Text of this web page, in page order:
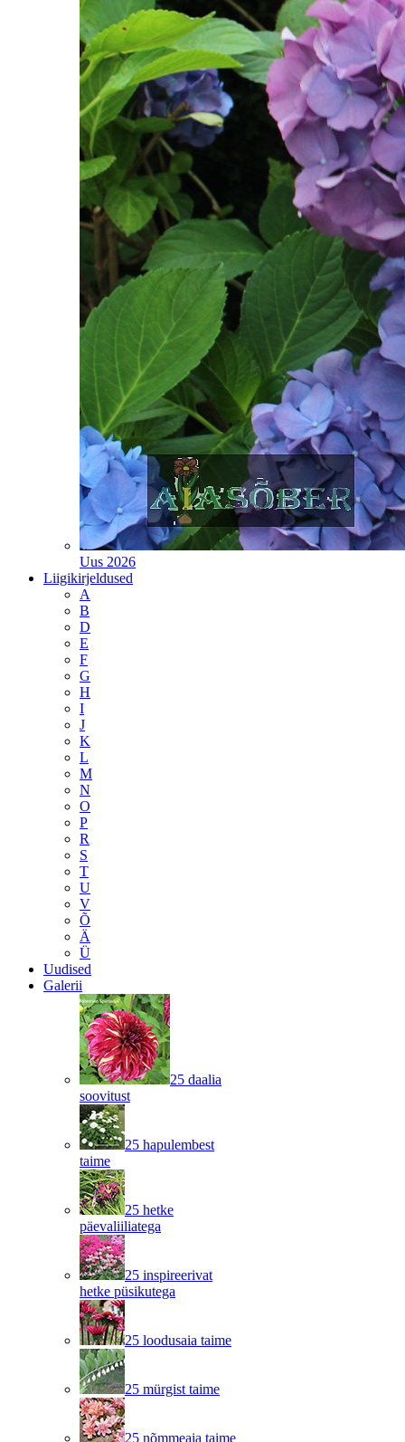
Uus 2026
Liigikirjeldused
A
B
D
E
F
G
H
I
J
K
L
M
N
O
P
R
S
T
U
V
Õ
Ä
Ü
Uudised
Galerii
25 daalia
soovitust
25 hapulembest
taime
25 hetke
päevaliiliatega
25 inspireerivat
hetke püsikutega
25 loodusaia taime
25 mürgist taime
25 nõmmeaia taime